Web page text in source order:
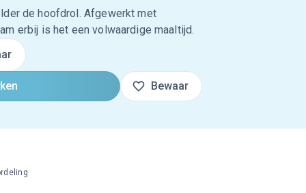
de hoofdrol. Afgewerkt met
erbij is het een volwaardige maaltijd.
Bewaar